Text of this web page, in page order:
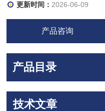
更新时间： 2026-06-09
产品咨询
产品目录
技术文章